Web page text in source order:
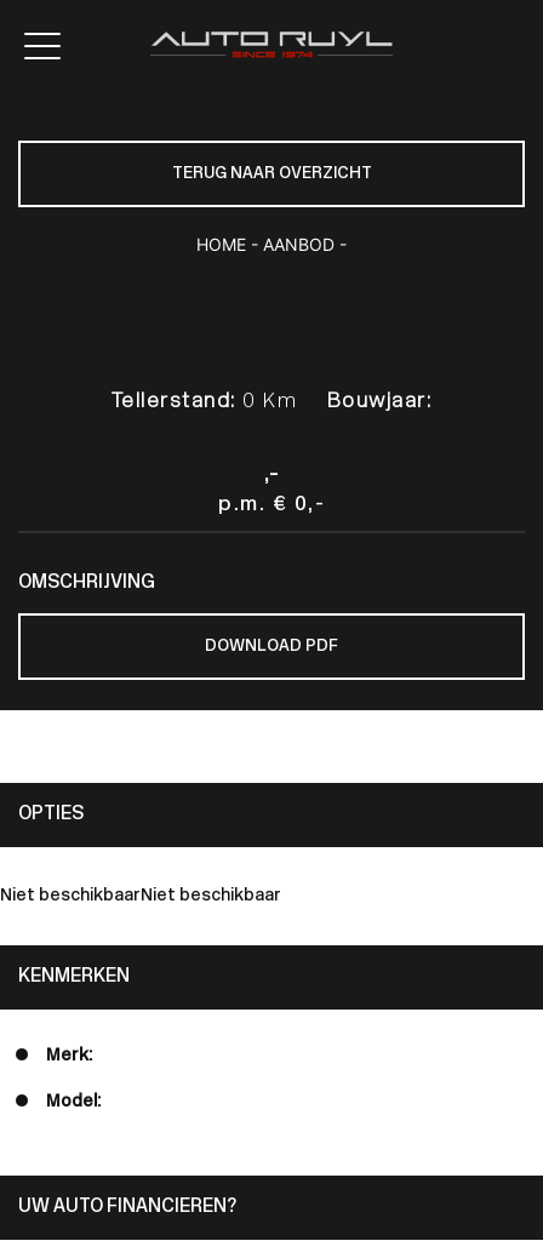
TERUG NAAR OVERZICHT
HOME - AANBOD -
Tellerstand: 0 Km Bouwjaar:
,-
p.m. € 0,-
OMSCHRIJVING
DOWNLOAD PDF
OPTIES
Niet beschikbaar Niet beschikbaar
KENMERKEN
Merk:
Model:
UW AUTO FINANCIEREN?